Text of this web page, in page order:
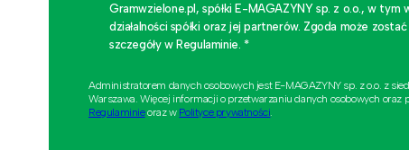
Gramwzielone.pl, spółki E-MAGAZYNY sp. z o.o., w
działalności spółki oraz jej partnerów. Zgoda może
szczegóły w Regulaminie. *
Administratorem danych osobowych jest E-MAGAZYNY sp. z o.o. z
Warszawa. Więcej informacji o przetwarzaniu danych osobowych oraz
Regulaminieoraz w Polityce prywatności